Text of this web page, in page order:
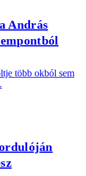
András
több okból sem